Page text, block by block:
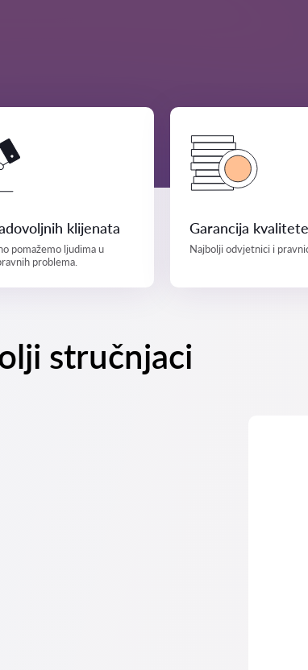
klijenata
pomažemo ljudima u
problema.
Garancija kvalitete
Najbolji odvjetnici i
stručnjaci